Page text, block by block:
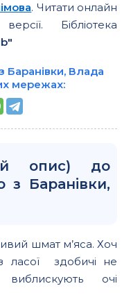
. Читати онлайн
Бібліотека
Баранівки, Влада
мережах:
опис) до
Баранівки,
шмат м’яса. Хоч
ласої здобичі не
очі